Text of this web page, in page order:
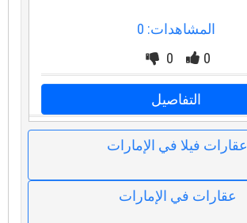
المشاهدات: 0
0
0
التفاصيل
عقارات فيلا في الإمارات
عقارات في الإمارات